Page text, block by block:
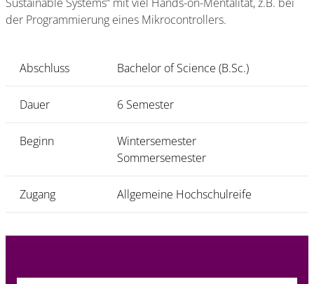
der Programmierung eines Mikrocontrollers.
Abschluss Bachelor of Science (B.Sc.)
Dauer 6 Semester
Beginn
Wintersemester
Sommersemester
Zugang Allgemeine Hochschulreife